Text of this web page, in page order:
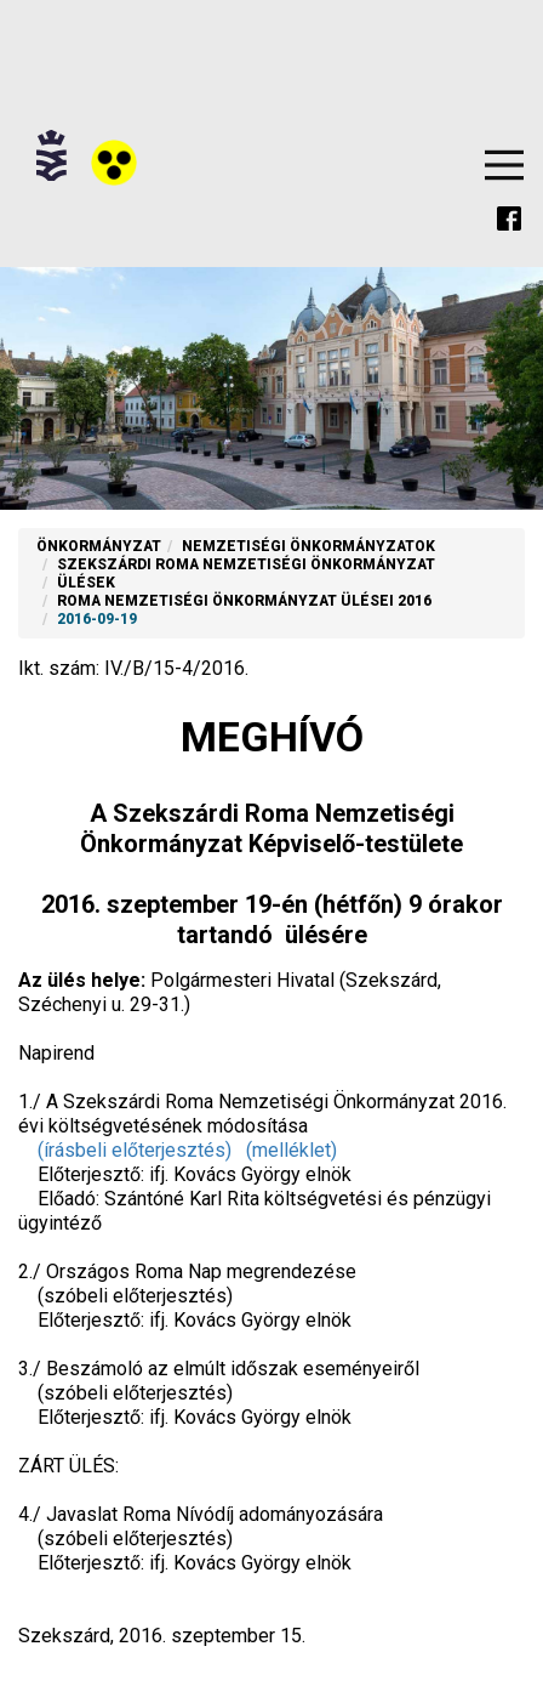
ÖNKORMÁNYZAT
NEMZETISÉGI ÖNKORMÁNYZATOK
SZEKSZÁRDI ROMA NEMZETISÉGI ÖNKORMÁNYZAT
ÜLÉSEK
ROMA NEMZETISÉGI ÖNKORMÁNYZAT ÜLÉSEI 2016
2016-09-19
Ikt. szám: IV./B/15-4/2016.
MEGHÍVÓ
A Szekszárdi Roma Nemzetiségi
Önkormányzat Képviselő-testülete
2016. szeptember 19-én (hétfőn) 9 órakor
tartandó ülésére
Az ülés helye: Polgármesteri Hivatal (Szekszárd,
Széchenyi u. 29-31.)
Napirend
1./ A Szekszárdi Roma Nemzetiségi Önkormányzat 2016.
évi költségvetésének módosítása
(írásbeli előterjesztés)
(melléklet)
Előterjesztő: ifj. Kovács György elnök
Előadó: Szántóné Karl Rita költségvetési és pénzügyi
ügyintéző
2./ Országos Roma Nap megrendezése
(szóbeli előterjesztés)
Előterjesztő: ifj. Kovács György elnök
3./ Beszámoló az elmúlt időszak eseményeiről
(szóbeli előterjesztés)
Előterjesztő: ifj. Kovács György elnök
ZÁRT ÜLÉS:
4./ Javaslat Roma Nívódíj adományozására
(szóbeli előterjesztés)
Előterjesztő: ifj. Kovács György elnök
Szekszárd, 2016. szeptember 15.